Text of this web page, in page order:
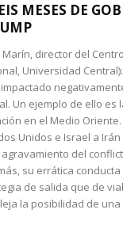
MESES DE
director del
Universidad
Un ejemplo de ello es
en el Medio Oriente.
Unidos e Israel a
del
su errática
de salida que de
la posibilidad de